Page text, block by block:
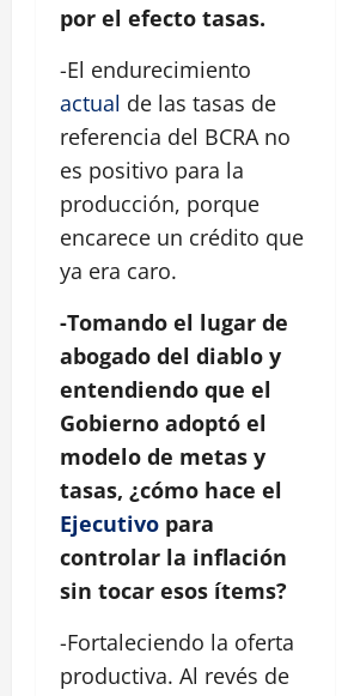
por el efecto tasas.
-El endurecimiento
actual de las tasas de
referencia del BCRA no
es positivo para la
producción, porque
encarece un crédito que
ya era caro.
-Tomando el lugar de
abogado del diablo y
entendiendo que el
Gobierno adoptó el
modelo de metas y
tasas, ¿cómo hace el
Ejecutivo para
controlar la inflación
sin tocar esos ítems?
-Fortaleciendo la oferta
productiva. Al revés de